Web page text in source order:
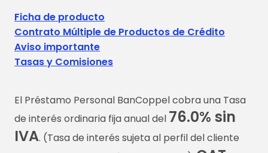
Ficha de producto
Contrato Múltiple de Productos de Crédito
Aviso importante
Tasas y Comisiones
El Préstamo Personal BanCoppel cobra una Tasa
de interés ordinaria fija anual del 76.0% sin
IVA. (Tasa de interés sujeta al perfil del cliente